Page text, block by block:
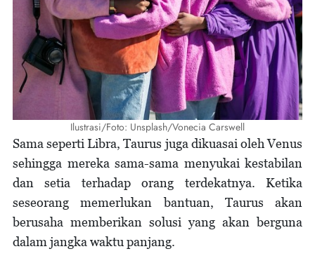
Ilustrasi/Foto: Unsplash/Vonecia Carswell
Sama seperti Libra, Taurus juga dikuasai oleh Venus
sehingga mereka sama-sama menyukai kestabilan
dan setia terhadap orang terdekatnya. Ketika
seseorang memerlukan bantuan, Taurus akan
berusaha memberikan solusi yang akan berguna
dalam jangka waktu panjang.